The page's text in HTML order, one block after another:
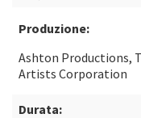
Produzione:
Ashton Productions,
Artists Corporation
Durata: